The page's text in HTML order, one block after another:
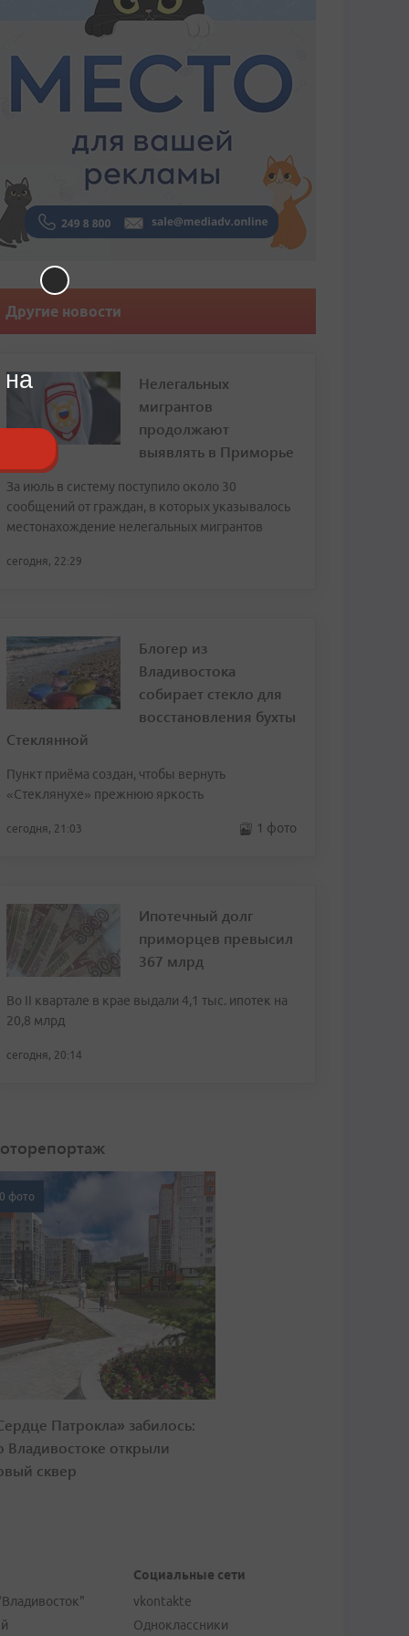
Другие новости
Нелегальных
мигрантов
продолжают
выявлять в Приморье
За июль в систему поступило около 30
сообщений от граждан, в которых указывалось
местонахождение нелегальных мигрантов
сегодня, 22:29
Блогер из
Владивостока
собирает стекло для
восстановления бухты
Стеклянной
Пункт приёма создан, чтобы вернуть
«Стеклянухе» прежнюю яркость
сегодня, 21:03 1 фото
Ипотечный долг
приморцев превысил
367 млрд
Во II квартале в крае выдали 4,1 тыс. ипотек на
20,8 млрд
сегодня, 20:14
фото
Патрокла» забилось:
Владивостоке открыли
сквер
Социальные сети
vkontakte
Одноклассники